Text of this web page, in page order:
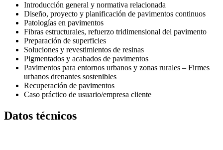
Introducción general y normativa relacionada
Diseño, proyecto y planificación de pavimentos continuos
Patologías en pavimentos
Fibras estructurales, refuerzo tridimensional del pavimento
Preparación de superficies
Soluciones y revestimientos de resinas
Pigmentados y acabados de pavimentos
Pavimentos para entornos urbanos y zonas rurales – Firmes
urbanos drenantes sostenibles
Recuperación de pavimentos
Caso práctico de usuario/empresa cliente
Datos técnicos